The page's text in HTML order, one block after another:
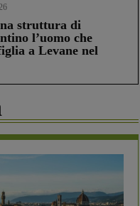
struttura di
l’uomo che
a Levane nel